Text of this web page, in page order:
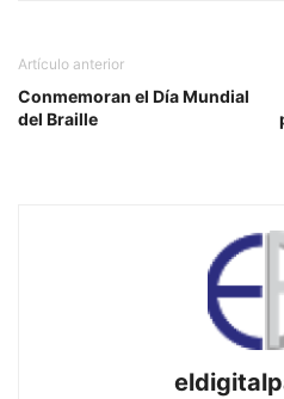
Artículo anterior
Conmemoran el Día Mundial
del Braille